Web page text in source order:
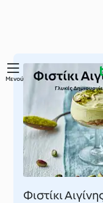
Μετάβαση
περιεχόμενο
Μενού
Φιστίκι